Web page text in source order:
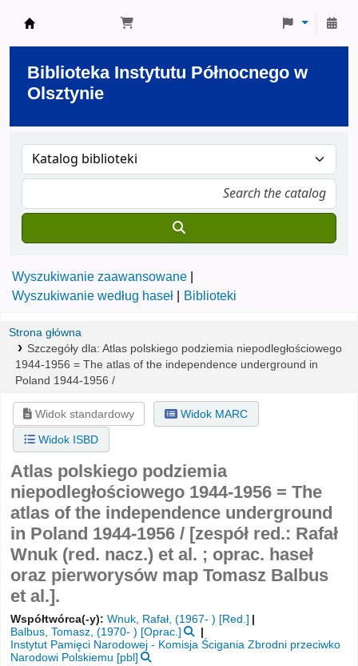
Biblioteka Instytutu Północnego w
Olsztynie
Wyszukiwanie zaawansowane
Wyszukiwanie według haseł
Biblioteki
Strona główna
Szczegóły dla: Atlas polskiego podziemia niepodległościowego
1944-1956 = The atlas of the independence underground in
Poland 1944-1956 /
Widok standardowy
Widok MARC
Widok ISBD
Atlas polskiego podziemia
niepodległościowego 1944-1956 = The
atlas of the independence underground
in Poland 1944-1956 / [zespół red.: Rafał
Wnuk (red. nacz.) et al. ; oprac. haseł
oraz pierworysów map Tomasz Balbus
et al.].
Współtwórca(-y): Wnuk, Rafał, (1967- ) [Red.]
Balbus, Tomasz, (1970- ) [Oprac.]
Instytut Pamięci Narodowej - Komisja Ścigania Zbrodni przeciwko
Narodowi Polskiemu [pbl]